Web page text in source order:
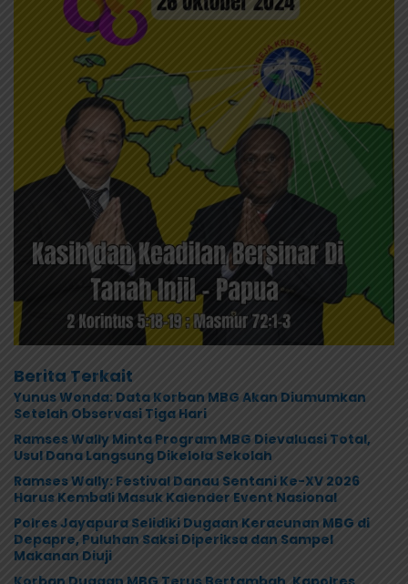
Berita Terkait
Yunus Wonda: Data Korban MBG Akan Diumumkan
Setelah Observasi Tiga Hari
Ramses Wally Minta Program MBG Dievaluasi Total,
Usul Dana Langsung Dikelola Sekolah
Ramses Wally: Festival Danau Sentani Ke-XV 2026
Harus Kembali Masuk Kalender Event Nasional
Polres Jayapura Selidiki Dugaan Keracunan MBG di
Depapre, Puluhan Saksi Diperiksa dan Sampel
Makanan Diuji